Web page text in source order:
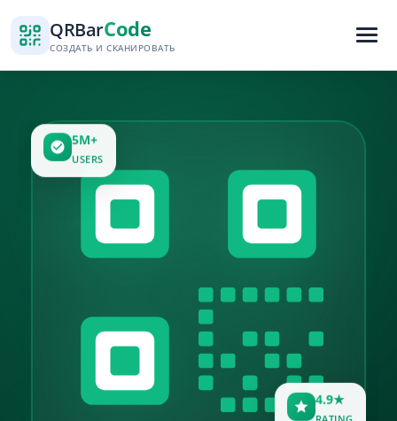
QRBarCode
СОЗДАТЬ И СКАНИРОВАТЬ
5M+
USERS
4.9★
RATING